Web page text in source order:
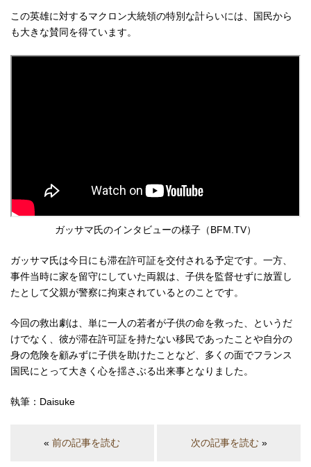
この英雄に対するマクロン大統領の特別な計らいには、国民から
も大きな賛同を得ています。
ガッサマ氏のインタビューの様子（BFM.TV）
ガッサマ氏は今日にも滞在許可証を交付される予定です。一方、
事件当時に家を留守にしていた両親は、子供を監督せずに放置し
たとして父親が警察に拘束されているとのことです。
今回の救出劇は、単に一人の若者が子供の命を救った、というだ
けでなく、彼が滞在許可証を持たない移民であったことや自分の
身の危険を顧みずに子供を助けたことなど、多くの面でフランス
国民にとって大きく心を揺さぶる出来事となりました。
執筆：Daisuke
«前の記事を読む 次の記事を読む»